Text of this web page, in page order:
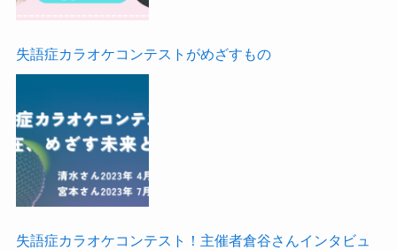
失語症カラオケコンテストがめざすもの
失語症カラオケコンテスト！主催者倉谷さんインタビュ